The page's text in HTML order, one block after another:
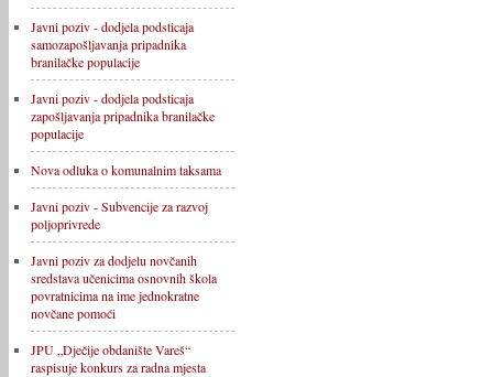
Javni poziv - dodjela podsticaja
samozapošljavanja pripadnika
branilačke populacije
Javni poziv - dodjela podsticaja
zapošljavanja pripadnika branilačke
populacije
Nova odluka o komunalnim taksama
Javni poziv - Subvencije za razvoj
poljoprivrede
Javni poziv za dodjelu novčanih
sredstava učenicima osnovnih škola
povratnicima na ime jednokratne
novčane pomoći
JPU „Dječije obdanište Vareš“
raspisuje konkurs za radna mjesta